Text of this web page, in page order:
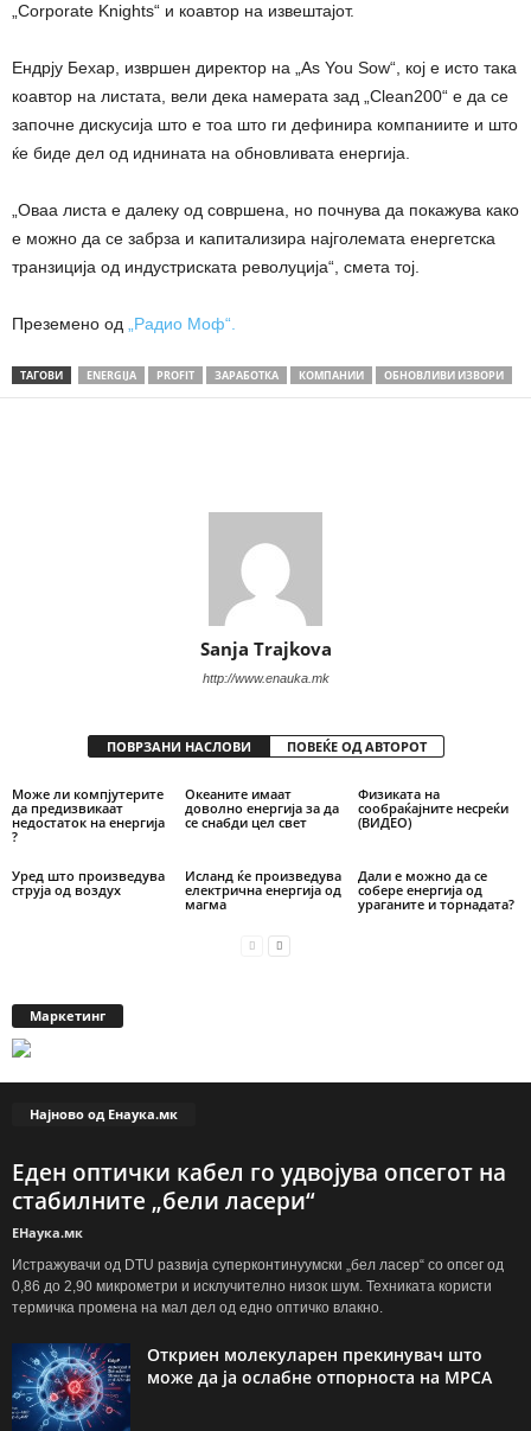
„Corporate Knights“ и коавтор на извештајот.
Ендрју Бехар, извршен директор на „As You Sow“, кој е исто така
коавтор на листата, вели дека намерата зад „Clean200“ е да се
започне дискусија што е тоа што ги дефинира компаниите и што
ќе биде дел од иднината на обновливата енергија.
„Оваа листа е далеку од совршена, но почнува да покажува како
е можно да се забрза и капитализира најголемата енергетска
транзиција од индустриската револуција“, смета тој.
Преземено од „Радио Моф“.
ТАГОВИ ENERGIJA PROFIT ЗАРАБОТКА КОМПАНИИ ОБНОВЛИВИ ИЗВОРИ
Sanja Trajkova
http://www.enauka.mk
ПОВРЗАНИ НАСЛОВИ ПОВЕЌЕ ОД АВТОРОТ
Може ли компјутерите
да предизвикаат
недостаток на енергија
?
Океаните имаат
доволно енергија за да
се снабди цел свет
Физиката на
сообраќајните несреќи
(ВИДЕО)
Уред што произведува
струја од воздух
Исланд ќе произведува
електрична енергија од
магма
Дали е можно да се
собере енергија од
ураганите и торнадата?
Маркетинг
Најново од Енаука.мк
Еден оптички кабел го удвојува опсегот на
стабилните „бели ласери“
ЕНаука.мк
Истражувачи од DTU развија суперконтинуумски „бел ласер“ со опсег од
0,86 до 2,90 микрометри и исклучително низок шум. Техниката користи
термичка промена на мал дел од едно оптичко влакно.
Откриен молекуларен прекинувач што
може да ја ослабне отпорноста на МРСА